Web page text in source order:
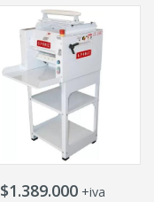
$1.389.000 +iva